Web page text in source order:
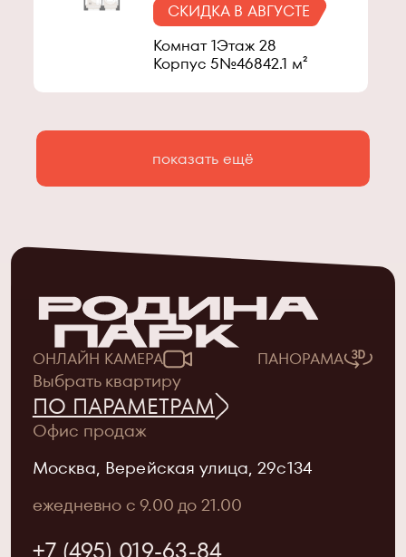
ТИП
Квартиры Урбан-виллы
Пентхаусы
С 1 2 3
СКИДКА В АВГУСТЕ
Комнат 1Этаж 28
Корпус 5№46842.1 м²
показать ещё
ОНЛАЙН КАМЕРА ПАНОРАМА
Выбрать квартиру
ПО ПАРАМЕТРАМ
Офис продаж
Москва, Верейская улица, 29с134
ежедневно с 9.00 до 21.00